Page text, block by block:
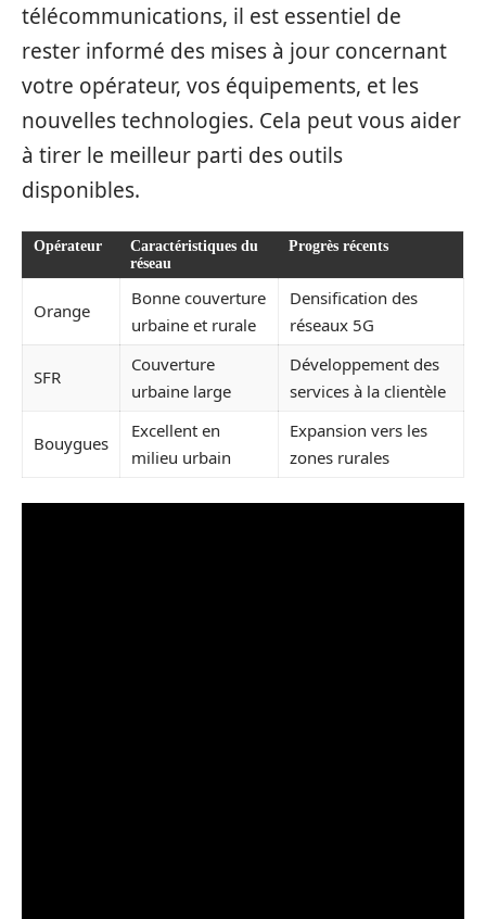
télécommunications, il est essentiel de
rester informé des mises à jour concernant
votre opérateur, vos équipements, et les
nouvelles technologies. Cela peut vous aider
à tirer le meilleur parti des outils
disponibles.
Opérateur
Caractéristiques du
réseau
Progrès récents
Orange
Bonne couverture
urbaine et rurale
Densification des
réseaux 5G
SFR
Couverture
urbaine large
Développement des
services à la clientèle
Bouygues
Excellent en
milieu urbain
Expansion vers les
zones rurales